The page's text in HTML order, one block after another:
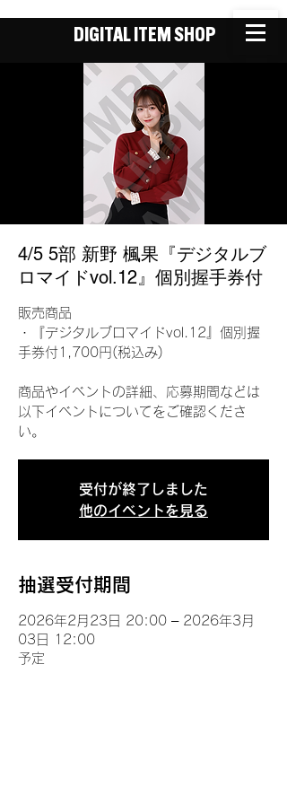
DIGITAL ITEM SHOP
4/5 5部 新野 楓果『デジタルブ
ロマイドvol.12』個別握手券付
販売商品
・『デジタルブロマイドvol.12』個別握
手券付1,700円(税込み)
商品やイベントの詳細、応募期間などは
以下イベントについてをご確認くださ
い。
受付が終了しました
他のイベントを見る
抽選受付期間
2026年2月23日 20:00 – 2026年3月
03日 12:00
予定